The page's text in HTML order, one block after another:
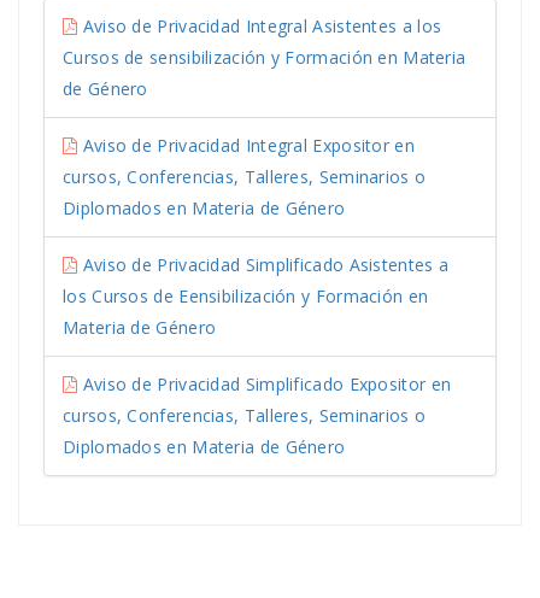
Aviso de Privacidad Integral Asistentes a los
Cursos de sensibilización y Formación en Materia
de Género
Aviso de Privacidad Integral Expositor en
cursos, Conferencias, Talleres, Seminarios o
Diplomados en Materia de Género
Aviso de Privacidad Simplificado Asistentes a
los Cursos de Eensibilización y Formación en
Materia de Género
Aviso de Privacidad Simplificado Expositor en
cursos, Conferencias, Talleres, Seminarios o
Diplomados en Materia de Género